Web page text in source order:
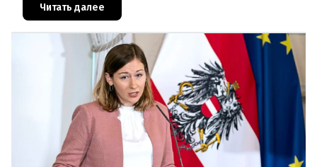
проблемы перегрева жилых помещений. В среду н
Читать далее